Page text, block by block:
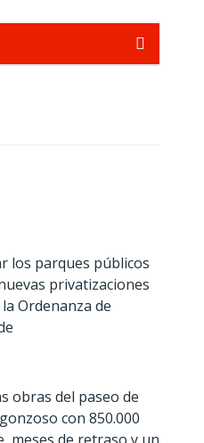
los parques públicos
privatizaciones
Ordenanza de
obras del paseo de
con 850.000